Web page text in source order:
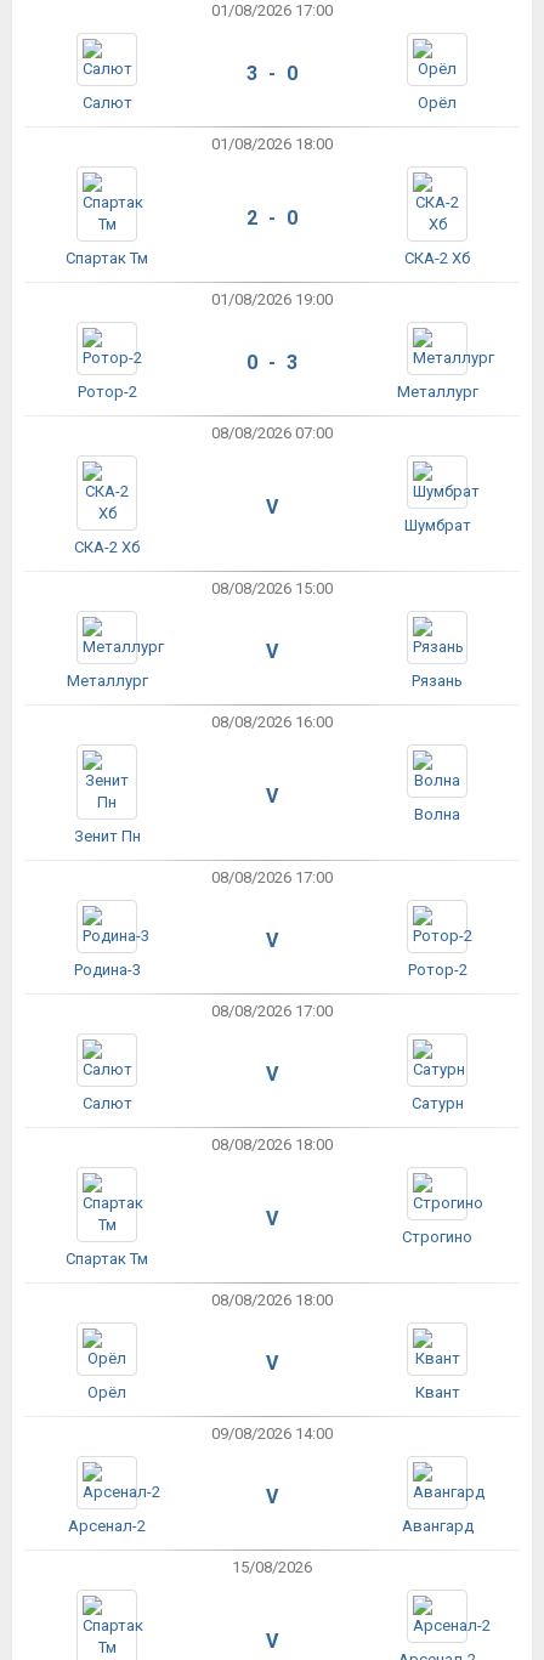
01/08/2026 17:00
Салют
3 - 0
Орёл
01/08/2026 18:00
Спартак Тм
2 - 0
СКА-2 Хб
01/08/2026 19:00
Ротор-2
0 - 3
Металлург
08/08/2026 07:00
СКА-2 Хб
V
Шумбрат
08/08/2026 15:00
Металлург
V
Рязань
08/08/2026 16:00
Зенит Пн
V
Волна
08/08/2026 17:00
Родина-3
V
Ротор-2
08/08/2026 17:00
Салют
V
Сатурн
08/08/2026 18:00
Спартак Тм
V
Строгино
08/08/2026 18:00
Орёл
V
Квант
09/08/2026 14:00
Арсенал-2
V
Авангард
15/08/2026
V